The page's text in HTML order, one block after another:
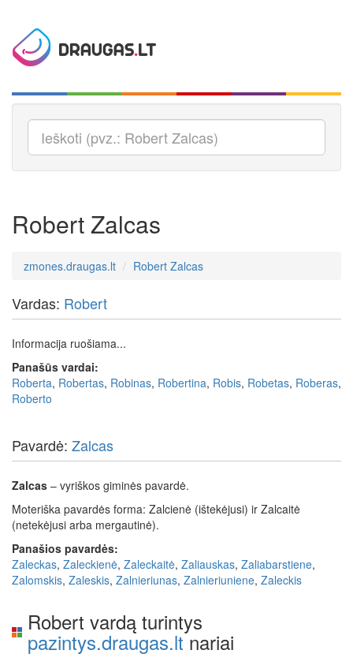
Robert Zalcas
zmones.draugas.lt Robert Zalcas
Vardas: Robert
Informacija ruošiama...
Panašūs vardai:
Roberta, Robertas, Robinas, Robertina, Robis, Robetas, Roberas,
Roberto
Pavardė: Zalcas
Zalcas – vyriškos giminės pavardė.
Moteriška pavardės forma: Zalcienė (ištekėjusi) ir Zalcaitė
(netekėjusi arba mergautinė).
Panašios pavardės:
Zaleckas, Zaleckienė, Zaleckaitė, Zaliauskas, Zaliabarstiene,
Zalomskis, Zaleskis, Zalnieriunas, Zalnieriuniene, Zaleckis
Robert vardą turintys
pazintys.draugas.ltnariai